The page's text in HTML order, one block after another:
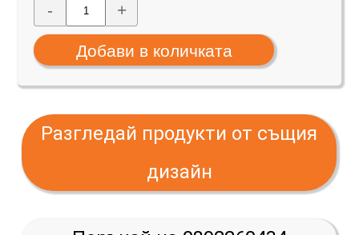
- +
Разгледай продукти от същия
дизайн